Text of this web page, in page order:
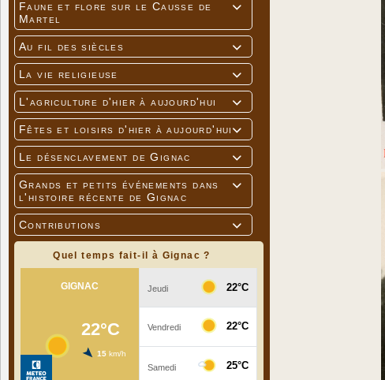

Faune et flore sur le Causse de
Martel

Au fil des siècles

La vie religieuse

L'agriculture d'hier à aujourd'hui

Fêtes et loisirs d'hier à aujourd'hui

Le désenclavement de Gignac

Grands et petits événements dans
l'histoire récente de Gignac

Contributions
Quel temps fait-il à Gignac ?